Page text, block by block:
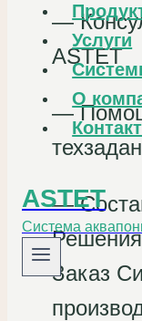
Услуги
О
ASTET
Система
—
ASTET
—
—
Заказ